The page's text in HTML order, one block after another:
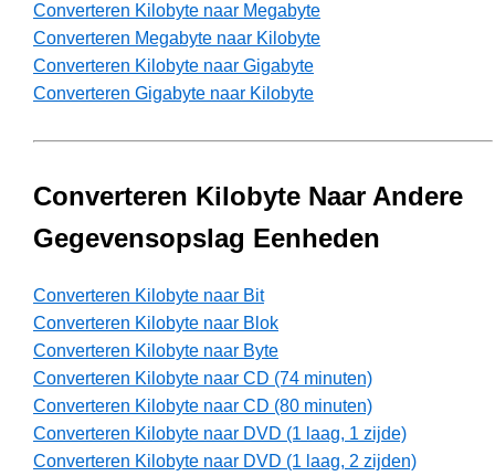
Converteren Kilobyte naar Megabyte
Converteren Megabyte naar Kilobyte
Converteren Kilobyte naar Gigabyte
Converteren Gigabyte naar Kilobyte
Converteren Kilobyte Naar Andere
Gegevensopslag Eenheden
Converteren Kilobyte naar Bit
Converteren Kilobyte naar Blok
Converteren Kilobyte naar Byte
Converteren Kilobyte naar CD (74 minuten)
Converteren Kilobyte naar CD (80 minuten)
Converteren Kilobyte naar DVD (1 laag, 1 zijde)
Converteren Kilobyte naar DVD (1 laag, 2 zijden)